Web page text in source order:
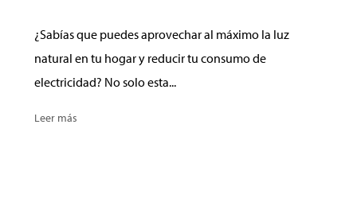
¿Sabías que puedes aprovechar al máximo la luz
natural en tu hogar y reducir tu consumo de
electricidad? No solo esta...
Leer más